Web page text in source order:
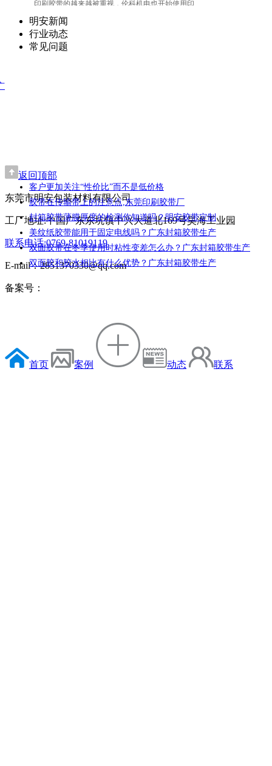
印刷胶带的越来越被重视，伦科机电也开始使用印
明安新闻
行业动态
常见问题
客户更加关注“性价比”而不是低价格
胶带在传输带上的注意点,东莞印刷胶带厂
封箱胶带薄膜厚度的检测你知道吗？明安胶带定制
美纹纸胶带能用于固定电线吗？广东封箱胶带生产
双面胶带在冬季使用时粘性变差怎么办？广东封箱胶带生产
双面胶和胶水相比有什么优势？广东封箱胶带生产
返回顶部
东莞市明安包装材料有限公司
工厂地址:中国广东东坑镇中兴大道北169号昊海工业园
联系电话:0769-81019119
E-mail：2851370330@qq.com
备案号：
首页 案例 动态 联系